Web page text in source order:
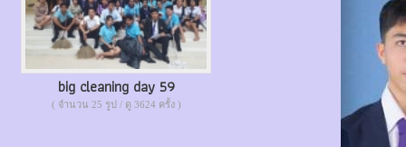
big cleaning day 59
( จำนวน 25 รูป / ดู 3624 ครั้ง )